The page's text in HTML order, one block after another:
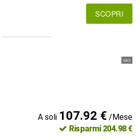
SCOPRI
GAS
A soli 107.92 €/Mese
Risparmi 204.98 €